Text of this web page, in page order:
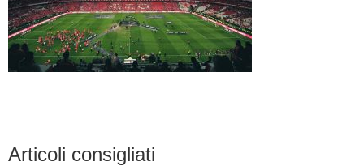
Articoli consigliati